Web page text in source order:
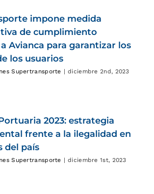
impone medida
de cumplimiento
Avianca para garantizar los
los usuarios
Supertransporte | diciembre 2nd, 2023
2023: estrategia
frente a la ilegalidad en
del país
Supertransporte | diciembre 1st, 2023